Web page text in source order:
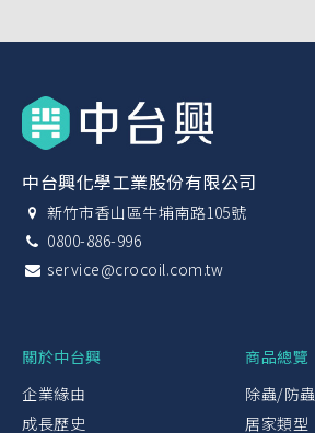
中台興化學工業股份有限公司
新竹市香山區牛埔南路105號
0800-886-996
service@crocoil.com.tw
關於中台興
企業緣由
成長歷史
商品總覽
除蟲/防蟲
居家類型